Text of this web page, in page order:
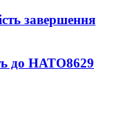
завершення
до НАТО8629